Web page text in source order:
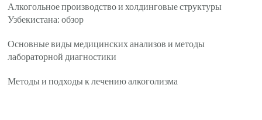
Алкогольное производство и холдинговые структуры
Узбекистана: обзор
Основные виды медицинских анализов и методы
лабораторной диагностики
Методы и подходы к лечению алкоголизма